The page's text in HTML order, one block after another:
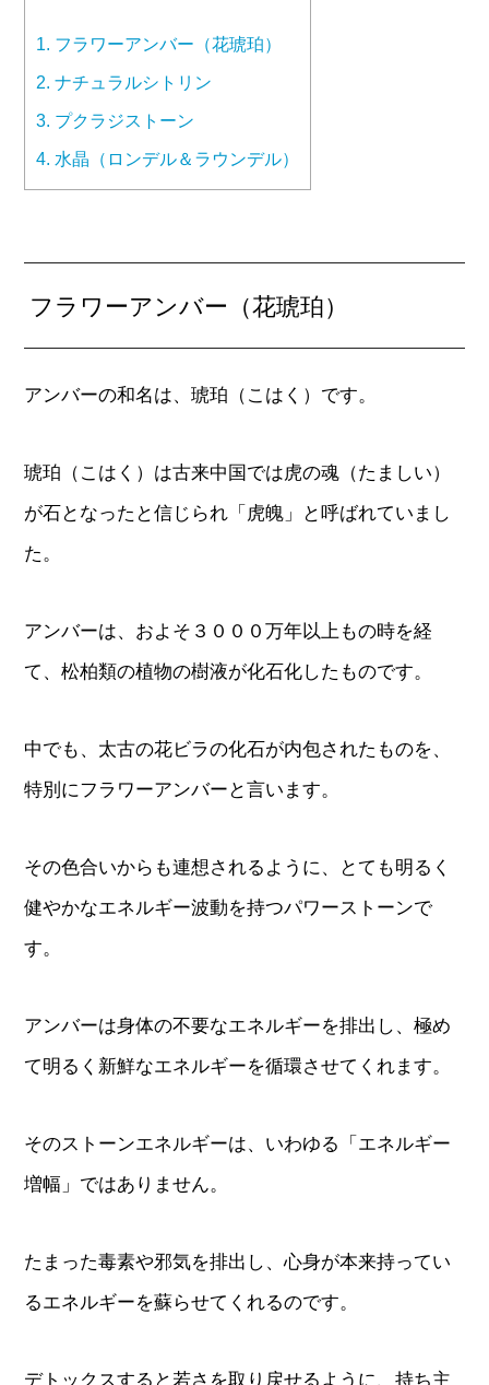
1. フラワーアンバー（花琥珀）
2. ナチュラルシトリン
3. プクラジストーン
4. 水晶（ロンデル＆ラウンデル）
フラワーアンバー（花琥珀）
アンバーの和名は、琥珀（こはく）です。
琥珀（こはく）は古来中国では虎の魂（たましい）
が石となったと信じられ「虎魄」と呼ばれていまし
た。
アンバーは、およそ３０００万年以上もの時を経
て、松柏類の植物の樹液が化石化したものです。
中でも、太古の花ビラの化石が内包されたものを、
特別にフラワーアンバーと言います。
その色合いからも連想されるように、とても明るく
健やかなエネルギー波動を持つパワーストーンで
す。
アンバーは身体の不要なエネルギーを排出し、極め
て明るく新鮮なエネルギーを循環させてくれます。
そのストーンエネルギーは、いわゆる「エネルギー
増幅」ではありません。
たまった毒素や邪気を排出し、心身が本来持ってい
るエネルギーを蘇らせてくれるのです。
デトックスすると若さを取り戻せるように、持ち主